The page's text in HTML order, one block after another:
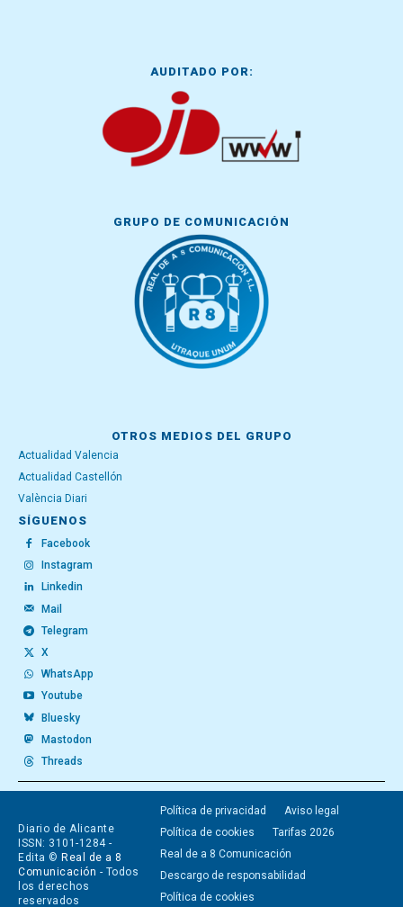
AUDITADO POR:
GRUPO DE COMUNICACIÓN
OTROS MEDIOS DEL GRUPO
Actualidad Valencia
Actualidad Castellón
València Diari
SÍGUENOS
Facebook
Instagram
Linkedin
Mail
Telegram
X
WhatsApp
Youtube
Bluesky
Mastodon
Threads
Diario de Alicante
ISSN: 3101-1284 -
Edita © Real de a 8
Comunicación - Todos
los derechos
reservados
Política de privacidad
Aviso legal
Política de cookies
Tarifas 2026
Real de a 8 Comunicación
Descargo de responsabilidad
Política de cookies